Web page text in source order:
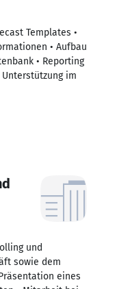
Templates •
• Aufbau
• Reporting
im
und
sowie dem
eines